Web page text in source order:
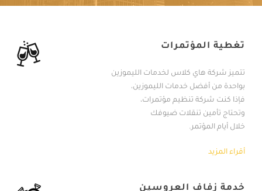
تغطية المؤتمرات
تتميز شركة هاي كلاس لخدمات الليموزين
بواحدة من أفضل خدمات الليموزين،
فإذا كنت شركة تنظيم مؤتمرات،
وتحتاج تأمين تنقلات ضيوفك
خلال أيام المؤتمر.
أقراء المزيد
خدمة زفاف العروسين